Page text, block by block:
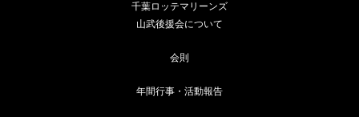
千葉ロッテマリーンズ
山武後援会について
会則
年間行事・活動報告